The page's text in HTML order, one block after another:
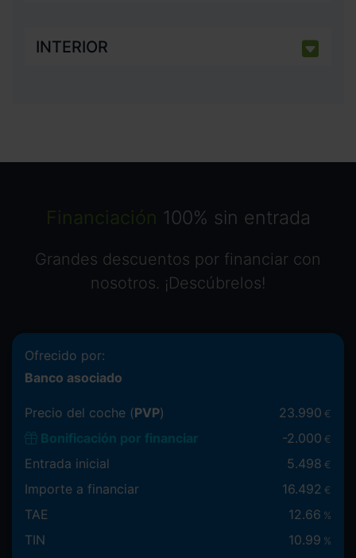
INTERIOR
Financiación 100% sin entrada
Grandes descuentos por financiar con
nosotros. ¡Descúbrelos!
Ofrecido por:
Banco asociado
Precio del coche (PVP) 23.990 €
Bonificación por financiar -2.000 €
Entrada inicial 5.498 €
Importe a financiar 16.492 €
TAE 12.66 %
TIN 10.99 %